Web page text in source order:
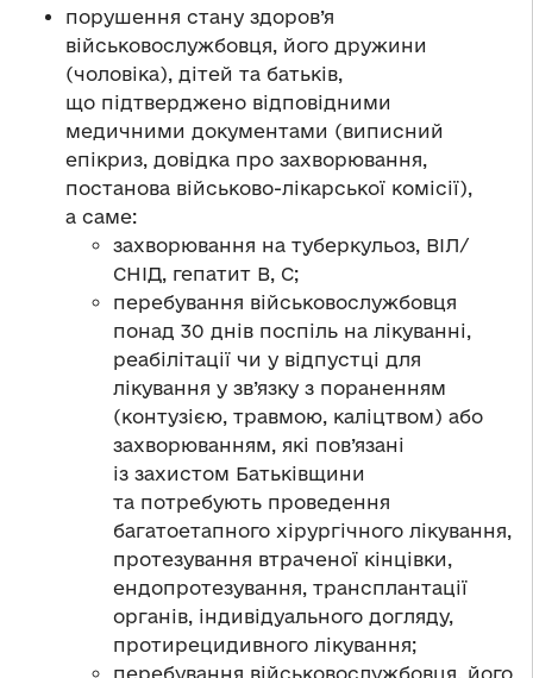
порушення стану здоров’я
військовослужбовця, його дружини
(чоловіка), дітей та батьків,
що підтверджено відповідними
медичними документами (виписний
епікриз, довідка про захворювання,
постанова військово-лікарської комісії),
а саме:
захворювання на туберкульоз, ВІЛ/
СНІД, гепатит В, С;
перебування військовослужбовця
понад 30 днів поспіль на лікуванні,
реабілітації чи у відпустці для
лікування у зв’язку з пораненням
(контузією, травмою, каліцтвом) або
захворюванням, які пов’язані
із захистом Батьківщини
та потребують проведення
багатоетапного хірургічного лікування,
протезування втраченої кінцівки,
ендопротезування, трансплантації
органів, індивідуального догляду,
протирецидивного лікування;
перебування військовослужбовця, його